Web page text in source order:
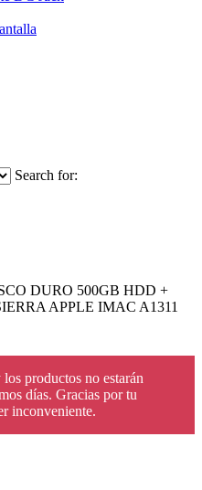
Search for:
DURO 500GB HDD +
APPLE IMAC A1311
productos no estarán
días. Gracias por tu
inconveniente.